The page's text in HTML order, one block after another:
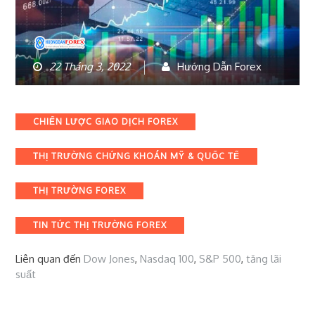
22 Tháng 3, 2022 Hướng Dẫn Forex
Categories
CHIẾN LƯỢC GIAO DỊCH FOREX
THỊ TRƯỜNG CHỨNG KHOÁN MỸ & QUỐC TẾ
THỊ TRƯỜNG FOREX
TIN TỨC THỊ TRƯỜNG FOREX
Liên quan đếnDow Jones,Nasdaq 100, S&P 500,tăng lãi
suất